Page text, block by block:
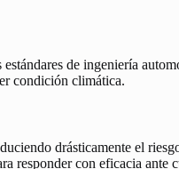
de ingeniería
condición climática.
drásticamente el
responder con eficacia ante